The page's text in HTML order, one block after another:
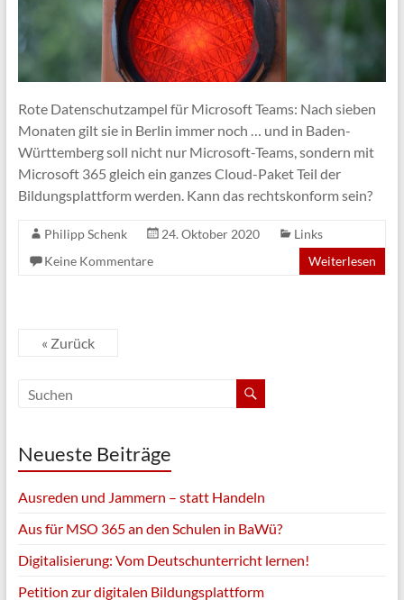
Rote Datenschutzampel für Microsoft Teams: Nach sieben
Monaten gilt sie in Berlin immer noch … und in Baden-
Württemberg soll nicht nur Microsoft-Teams, sondern mit
Microsoft 365 gleich ein ganzes Cloud-Paket Teil der
Bildungsplattform werden. Kann das rechtskonform sein?
Philipp Schenk 24. Oktober 2020
Links
Keine Kommentare
Weiterlesen
« Zurück
Neueste Beiträge
Ausreden und Jammern – statt Handeln
Aus für MSO 365 an den Schulen in BaWü?
Digitalisierung: Vom Deutschunterricht lernen!
Petition zur digitalen Bildungsplattform